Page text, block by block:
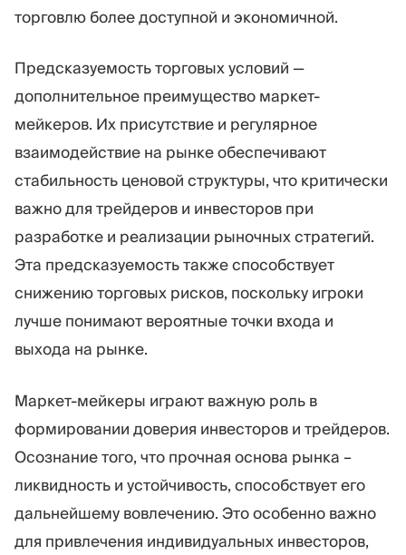
торговлю более доступной и экономичной.
Предсказуемость торговых условий —
дополнительное преимущество маркет-
мейкеров. Их присутствие и регулярное
взаимодействие на рынке обеспечивают
стабильность ценовой структуры, что критически
важно для трейдеров и инвесторов при
разработке и реализации рыночных стратегий.
Эта предсказуемость также способствует
снижению торговых рисков, поскольку игроки
лучше понимают вероятные точки входа и
выхода на рынке.
Маркет-мейкеры играют важную роль в
формировании доверия инвесторов и трейдеров.
Осознание того, что прочная основа рынка –
ликвидность и устойчивость, способствует его
дальнейшему вовлечению. Это особенно важно
для привлечения индивидуальных инвесторов,